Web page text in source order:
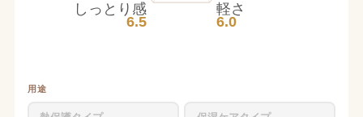
軽さ
6.0
しっとり感
6.5
用途